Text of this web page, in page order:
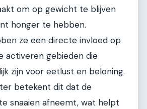
om op gewicht te blijven
honger te hebben.
ze een directe invloed op
activeren gebieden die
zijn voor eetlust en beloning.
betekent dit dat de
snaaien afneemt, wat helpt